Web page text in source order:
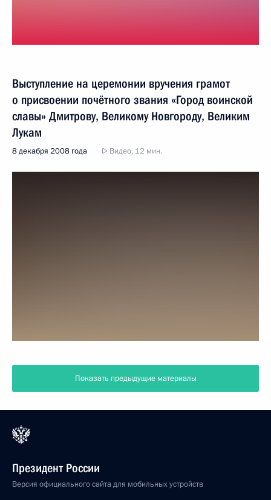
Выступление на церемонии вручения грамот
о присвоении почётного звания «Город воинской
славы» Дмитрову, Великому Новгороду, Великим
Лукам
8 декабря 2008 года Видео, 12 мин.
Показать предыдущие материалы
Президент России
Версия официального сайта для мобильных устройств